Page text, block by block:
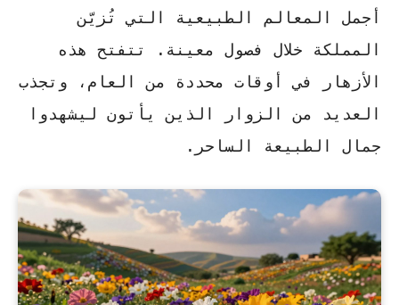
أجمل المعالم الطبيعية التي تُزيّن
المملكة خلال فصول معينة. تتفتح هذه
الأزهار في أوقات محددة من العام، وتجذب
العديد من الزوار الذين يأتون ليشهدوا
جمال الطبيعة الساحر.